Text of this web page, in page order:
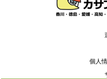
個人